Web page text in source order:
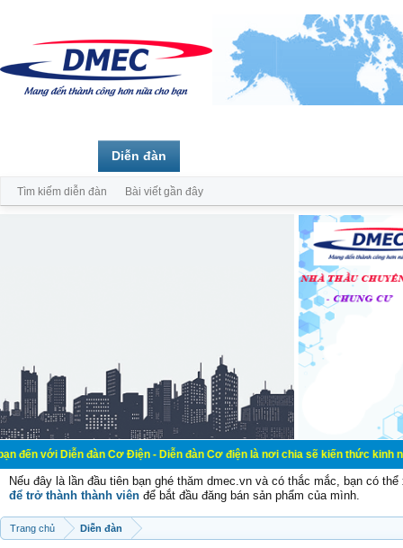
đàn Cơ Điện - Diễn đàn Cơ điện là nơi chia sẽ kiến thức kinh nghiệm
Nếu đây là lần đầu tiên bạn ghé thăm dmec.vn và có thắc mắc, bạn có
để trở thành thành viên để bắt đầu đăng bán sản phẩm của mình.
Trang chủ Diễn đàn
Diễn đàn
Tìm kiếm diễn đàn Bài viết gần đây